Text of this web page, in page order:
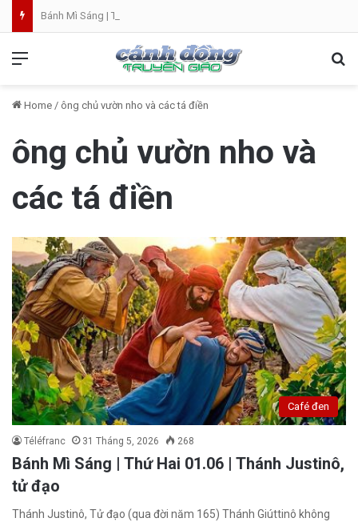
Home / ông chủ vườn nho và các tá điền
ông chủ vườn nho và
các tá điền
Café đen
Téléfranc 31 Tháng 5, 2026 268
Bánh Mì Sáng | Thứ Hai 01.06 | Thánh Justinô,
tử đạo
Thánh Justinô, Tử đạo (qua đời năm 165) Thánh Giúttinô không